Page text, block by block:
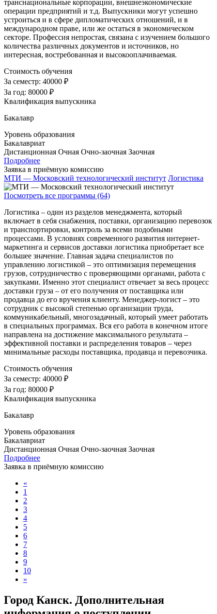
транснациональные корпорации, внешнеэкономические
операции предприятий и т.д. Выпускники могут успешно
устроиться и в сфере дипломатических отношений, и в
международном праве, или же остаться в экономическом
секторе. Профессия непростая, связана с изучением большого
количества различных документов и источников, но
интересная, востребованная и высокооплачиваемая.
Стоимость обучения
За семестр: 40000 ₽
За год: 80000 ₽
Квалификация выпускника
Бакалавр
Уровень образования
Бакалавриат
Дистанционная Очная Очно-заочная Заочная
Подробнее
Заявка в приёмную комиссию
МТИ — Московский технологический институт Логистика
Посмотреть все программы (64)
Логистика – один из разделов менеджмента, который
включает в себя снабжения, поставки, организацию перевозок
и транспортировки, контроль за всеми подобными
процессами. В условиях современного развития интернет-
маркетинга и сервисов доставки логистика приобретает все
большее значение. Главная задача специалистов по
управлению логистикой – это оптимизация перемещения
грузов, сотрудничество с проверяющими органами, работа с
закупками. Именно этот специалист отвечает за весь процесс
доставки груза – от его получения от поставщика или
продавца до его вручения клиенту. Менеджер-логист – это
сотрудник с высокой степенью организации труда,
коммуникабельный, многозадачный, который умеет работать
в специальных программах. Вся его работа в конечном итоге
направлена на достижение максимального результата –
эффективной поставки и распределения товаров – через
минимальные расходы поставщика, продавца и перевозчика.
Стоимость обучения
За семестр: 40000 ₽
За год: 80000 ₽
Квалификация выпускника
Бакалавр
Уровень образования
Бакалавриат
Дистанционная Очная Очно-заочная Заочная
Подробнее
Заявка в приёмную комиссию
«
1
2
3
4
5
6
7
8
9
10
»
Город Канск. Дополнительная